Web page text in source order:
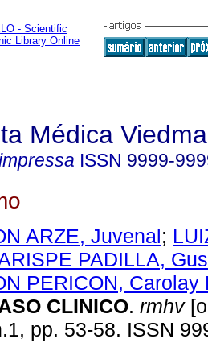
Médica Viedma
ISSN 9999-
ARZE, Juvenal;
PADILLA,
PERICON, Carolay
CLINICO. rmhv
pp. 53-58. ISSN